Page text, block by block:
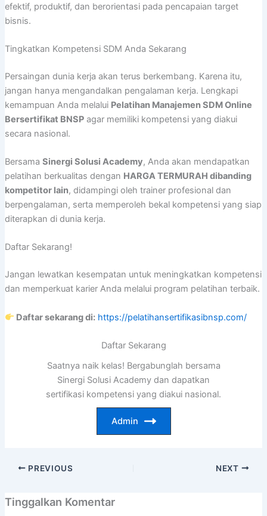
efektif, produktif, dan berorientasi pada pencapaian target
bisnis.
Tingkatkan Kompetensi SDM Anda Sekarang
Persaingan dunia kerja akan terus berkembang. Karena itu,
jangan hanya mengandalkan pengalaman kerja. Lengkapi
kemampuan Anda melalui Pelatihan Manajemen SDM Online
Bersertifikat BNSPagar memiliki kompetensi yang diakui
secara nasional.
Bersama Sinergi Solusi Academy, Anda akan mendapatkan
pelatihan berkualitas dengan HARGA TERMURAH dibanding
kompetitor lain, didampingi oleh trainer profesional dan
berpengalaman, serta memperoleh bekal kompetensi yang siap
diterapkan di dunia kerja.
Daftar Sekarang!
Jangan lewatkan kesempatan untuk meningkatkan kompetensi
dan memperkuat karier Anda melalui program pelatihan terbaik.
Daftar sekarang di: https://pelatihansertifikasibnsp.com/
Daftar Sekarang
Saatnya naik kelas! Bergabunglah bersama
Sinergi Solusi Academy dan dapatkan
sertifikasi kompetensi yang diakui nasional.
Admin
PREVIOUS NEXT
Tinggalkan Komentar